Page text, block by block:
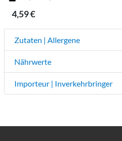
4,59 €
Zutaten | Allergene
Nährwerte
Importeur | Inverkehrbringer